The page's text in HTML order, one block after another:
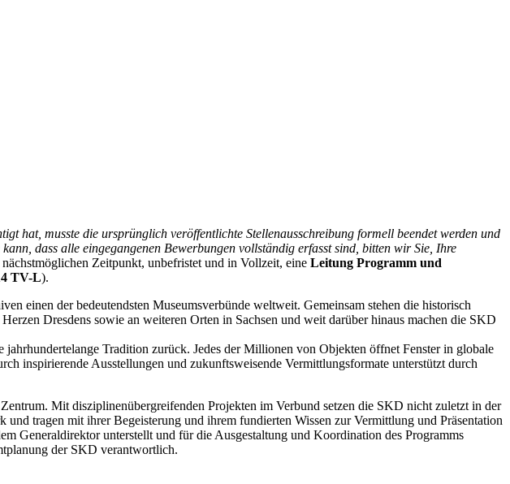
hat, musste die ursprünglich veröffentlichte Stellenausschreibung formell beendet werden und
dass alle eingegangenen Bewerbungen vollständig erfasst sind, bitten wir Sie, Ihre
Zeitpunkt, unbefristet und in Vollzeit, eine Leitung Programm und
TV-L).
einen der bedeutendsten Museumsverbünde weltweit. Gemeinsam stehen die historisch
Dresdens sowie an weiteren Orten in Sachsen und weit darüber hinaus machen die SKD
Tradition zurück. Jedes der Millionen von Objekten öffnet Fenster in globale
inspirierende Ausstellungen und zukunftsweisende Vermittlungsformate unterstützt durch
Mit disziplinenübergreifenden Projekten im Verbund setzen die SKD nicht zuletzt in der
tragen mit ihrer Begeisterung und ihrem fundierten Wissen zur Vermittlung und Präsentation
Generaldirektor unterstellt und für die Ausgestaltung und Koordination des Programms
der SKD verantwortlich.